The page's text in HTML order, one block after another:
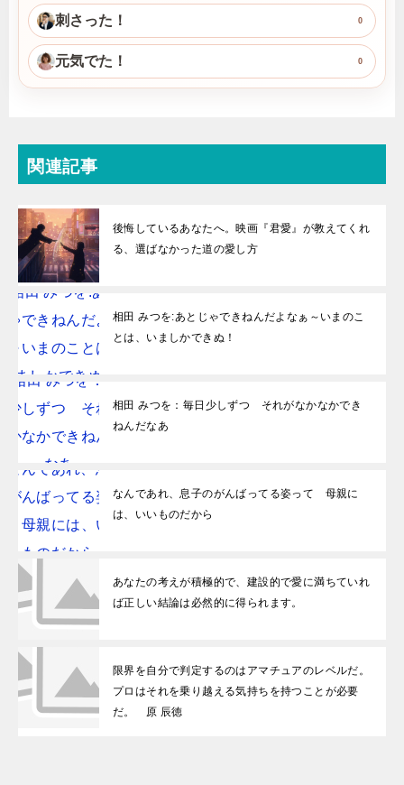
刺さった！ 0
元気でた！ 0
関連記事
後悔しているあなたへ。映画『君愛』が教えてくれ
る、選ばなかった道の愛し方
相田 みつを:あとじゃできねんだよなぁ～いまのこ
とは、いましかできぬ！
相田 みつを：毎日少しずつ それがなかなかでき
ねんだなあ
なんであれ、息子のがんばってる姿って 母親に
は、いいものだから
あなたの考えが積極的で、建設的で愛に満ちていれ
ば正しい結論は必然的に得られます。
限界を自分で判定するのはアマチュアのレベルだ。
プロはそれを乗り越える気持ちを持つことが必要
だ。 原 辰徳